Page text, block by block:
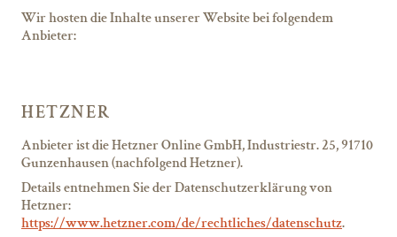
Wir hosten die Inhalte unserer Website bei folgendem
Anbieter:
HETZNER
Anbieter ist die Hetzner Online GmbH, Industriestr. 25, 91710
Gunzenhausen (nachfolgend Hetzner).
Details entnehmen Sie der Datenschutzerklärung von
Hetzner:
https://www.hetzner.com/de/rechtliches/datenschutz.